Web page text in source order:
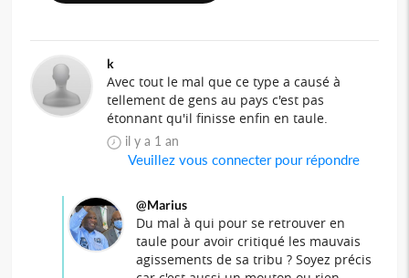
k
Avec tout le mal que ce type a causé à
tellement de gens au pays c'est pas
étonnant qu'il finisse enfin en taule.
il y a 1 an
Veuillez vous connecter pour répondre
@Marius
Du mal à qui pour se retrouver en
taule pour avoir critiqué les mauvais
agissements de sa tribu ? Soyez précis